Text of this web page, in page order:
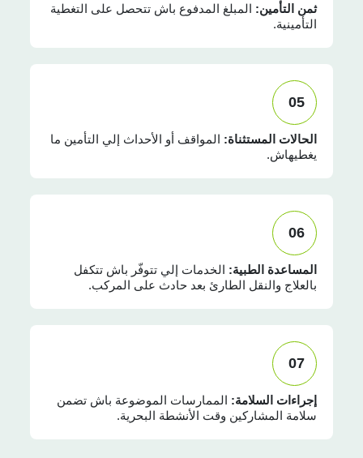
ثمن التأمين: المبلغ المدفوع باش تتحصل على التغطية
التأمينية.
05
الحالات المستثناة: المواقف أو الأحداث إلي التأمين ما
يغطيهاش.
06
المساعدة الطبية: الخدمات إلي تتوفّر باش تتكفل
بالعلاج والنقل الطارئ بعد حادث على المركب.
07
إجراءات السلامة: الممارسات الموضوعة باش تضمن
سلامة المشاركين وقت الأنشطة البحرية.